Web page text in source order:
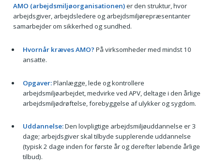
AMO (arbejdsmiljøorganisationen)er den struktur, hvor
arbejdsgiver, arbejdsledere og arbejdsmiljørepræsentanter
samarbejder om sikkerhed og sundhed.
Hvornår kræves AMO? På virksomheder med mindst 10
ansatte.
Opgaver:Planlægge, lede og kontrollere
arbejdsmiljøarbejdet, medvirke ved APV, deltage i den årlige
arbejdsmiljødrøftelse, forebyggelse af ulykker og sygdom.
Uddannelse:Den lovpligtige arbejdsmiljøuddannelse er 3
dage; arbejdsgiver skal tilbyde supplerende uddannelse
(typisk 2 dage inden for første år og derefter løbende årlige
tilbud).